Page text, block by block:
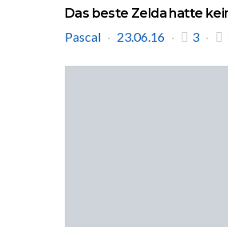
Das beste Zelda hatte
Pascal
23.06.16 3